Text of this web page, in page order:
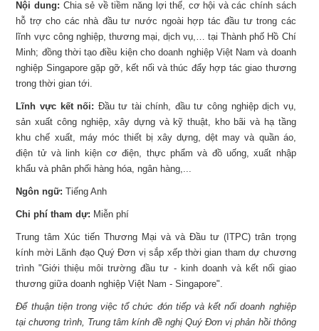
Nội dung: Chia sẻ về tiềm năng lợi thế, cơ hội và các chính sách
hỗ trợ cho các nhà đầu tư nước ngoài hợp tác đầu tư trong các
lĩnh vực công nghiệp, thương mại, dịch vụ,… tại Thành phố Hồ Chí
Minh; đồng thời tạo điều kiện cho doanh nghiệp Việt Nam và doanh
nghiệp Singapore gặp gỡ, kết nối và thúc đẩy hợp tác giao thương
trong thời gian tới.
Lĩnh vực kết nối: Đầu tư tài chính, đầu tư công nghiệp dịch vụ,
sản xuất công nghiệp, xây dựng và kỹ thuật, kho bãi và hạ tầng
khu chế xuất, máy móc thiết bị xây dựng, dệt may và quần áo,
điện tử và linh kiện cơ điện, thực phẩm và đồ uống, xuất nhập
khẩu và phân phối hàng hóa, ngân hàng,...
Ngôn ngữ:Tiếng Anh
Chi phí tham dự: Miễn phí
Trung tâm Xúc tiến Thương Mại và và Đầu tư (ITPC) trân trọng
kính mời Lãnh đạo Quý Đơn vị sắp xếp thời gian tham dự chương
trình "Giới thiệu môi trường đầu tư - kinh doanh và kết nối giao
thương giữa doanh nghiệp Việt Nam - Singapore".
Để thuận tiện trong việc tổ chức đón tiếp và kết nối doanh nghiệp
tại chương trình, Trung tâm kính đề nghị Quý Đơn vị phản hồi thông